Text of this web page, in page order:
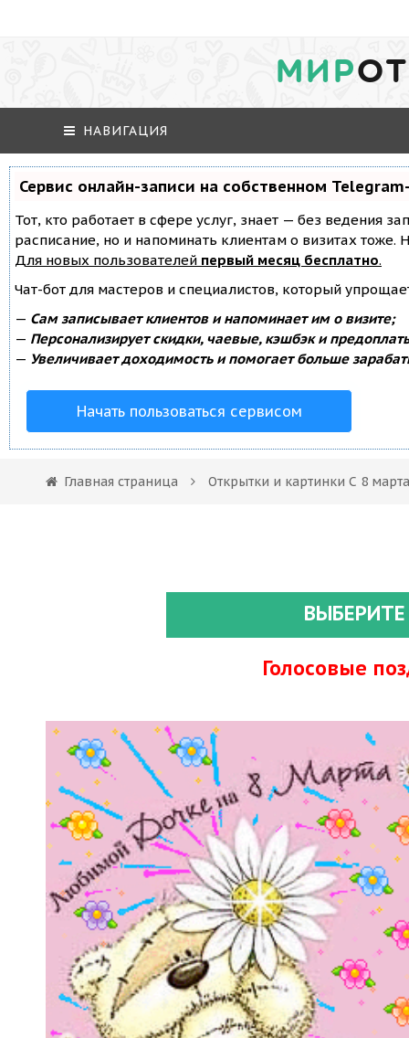
МИР
НАВИГАЦИЯ
Сервис онлайн-записи на собственном
Тот, кто работает в сфере услуг, знает — без ведения
расписание, но и напоминать клиентам о визитах
Для новых пользователей первый месяц бесплатно.
Чат-бот для мастеров и специалистов, который
— Сам записывает клиентов и напоминает им о визите;
— Персонализирует скидки, чаевые, кэшбэк и
— Увеличивает доходимость и помогает больше
Начать пользоваться сервисом
Главная страница Открытки и картинки С 8
Голосовые